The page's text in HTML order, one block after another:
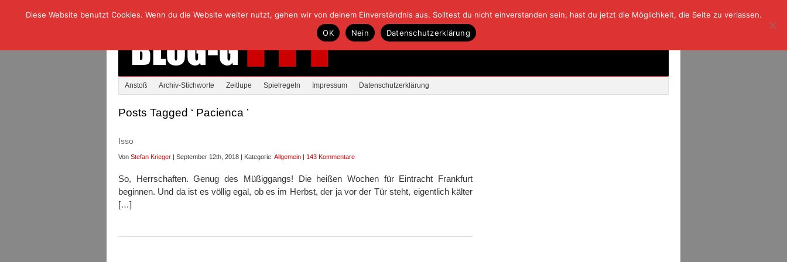
Anstoß Archiv-Stichworte Zeitlupe Spielregeln Impressum Datenschutzerklärung
Posts Tagged ‘ Pacienca ’
Isso
Von Stefan Krieger | September 12th, 2018 | Kategorie: Allgemein | 143 Kommentare
So, Herrschaften. Genug des Müßiggangs! Die heißen Wochen für Eintracht Frankfurt
beginnen. Und da ist es völlig egal, ob es im Herbst, der ja vor der Tür steht, eigentlich kälter
[…]
Diese Website benutzt Cookies. Wenn du die Website weiter nutzt, gehen wir von deinem Einverständnis aus. Solltest du nicht einverstanden sein, hast du jetzt die Möglichkeit, die Seite zu verlassen.
OK
Nein Datenschutzerklärung